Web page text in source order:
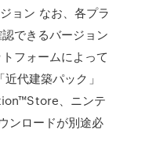
ョン なお、各プラ
できるバージョン
フォームによって
代建築パック」
、ニンテ
ンロードが別途必